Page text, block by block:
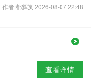
作者:都辉岚 2026-08-07 22:48
查看详情